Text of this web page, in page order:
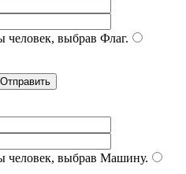
человек, выбрав Флаг.
человек, выбрав Машину.